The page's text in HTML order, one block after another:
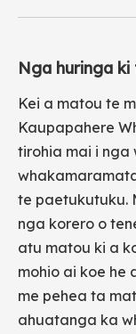
Nga huringa
Kei a matou te
Kaupapahere
tirohia mai i nga
te paetukutuku.
nga korero o
atu matou ki a
mohio ai koe he
me pehea ta
ahuatanga ka